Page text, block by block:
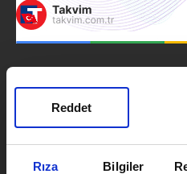
Rıza Bilgiler
Reddet
SONRAKİ
Mansur
teklifi